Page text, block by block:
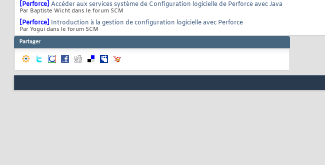
[Perforce] Accéder aux services système de Configuration logicielle de Perforce avec Java
Par Baptiste Wicht dans le forum SCM
[Perforce] Introduction à la gestion de configuration logicielle avec Perforce
Par Yogui dans le forum SCM
Partager